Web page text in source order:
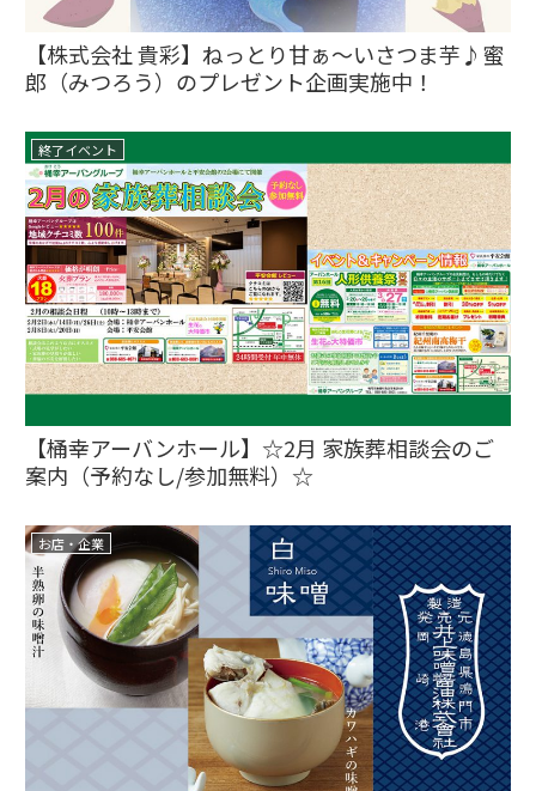
【株式会社 貴彩】ねっとり甘ぁ～いさつま芋♪蜜
郎（みつろう）のプレゼント企画実施中！
【桶幸アーバンホール】☆2月 家族葬相談会のご
案内（予約なし/参加無料）☆
終了イベント
お店・企業